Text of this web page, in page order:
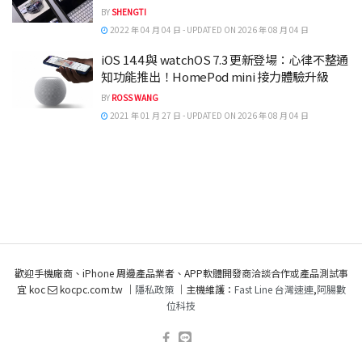
BYSHENGTI
2022 年 04 月 04 日 - UPDATED ON 2026 年 08 月 04 日
iOS 14.4 與 watchOS 7.3 更新登場：心律不整通
知功能推出！HomePod mini 接力體驗升級
BY ROSS WANG
2021 年 01 月 27 日 - UPDATED ON 2026 年 08 月 04 日
歡迎手機廠商、iPhone 周邊產品業者、APP軟體開發商洽談合作或產品測試事
宜 koc
kocpc.com.tw ｜ 隱私政策｜主機維護： Fast Line 台灣速連,阿腸數
位科技